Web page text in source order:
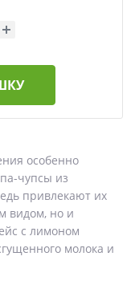
особенно
чупсы из
привлекают их
видом, но и
с лимоном
молока и